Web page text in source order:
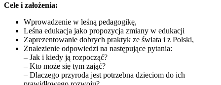
Cele i założenia:
Wprowadzenie w leśną pedagogikę,
Leśna edukacja jako propozycja zmiany w edukacji
Zaprezentowanie dobrych praktyk ze świata i z Polski,
Znalezienie odpowiedzi na następujące pytania:
– Jak i kiedy ją rozpocząć?
– Kto może się tym zająć?
– Dlaczego przyroda jest potrzebna dzieciom do ich